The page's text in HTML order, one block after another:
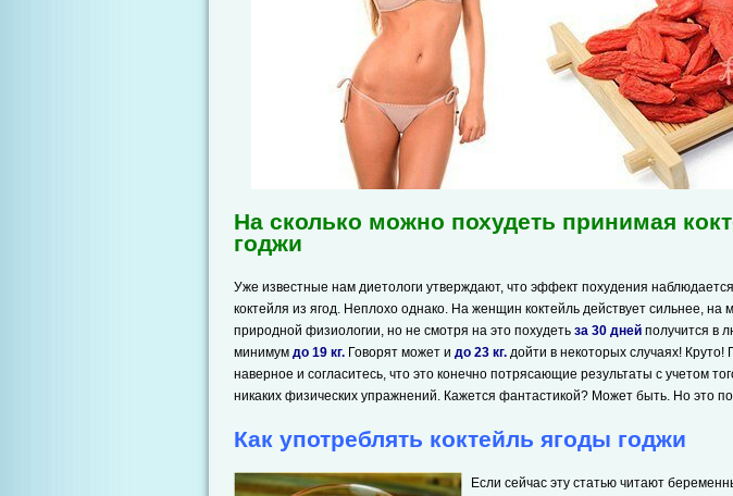
На сколько можно похудеть принимая
годжи
Уже известные нам диетологи утверждают, что эффект похудения
коктейля из ягод. Неплохо однако. На женщин коктейль действует сильнее, на
природной физиологии, но не смотря на это похудеть за 30 дней получится в
минимум до 19 кг. Говорят может и до 23 кг. дойти в некоторых случаях! Круто!
наверное и согласитесь, что это конечно потрясающие результаты с учетом
никаких физических упражнений. Кажется фантастикой? Может быть. Но это
Как употреблять коктейль ягоды годжи
Если сейчас эту статью читают